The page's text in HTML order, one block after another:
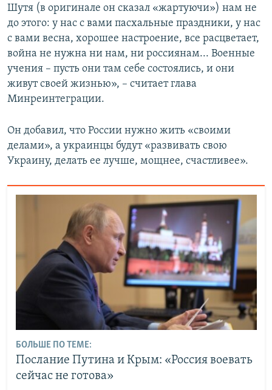
Шутя (в оригинале он сказал «жартуючи») нам не
до этого: у нас с вами пасхальные праздники, у нас
с вами весна, хорошее настроение, все расцветает,
война не нужна ни нам, ни россиянам... Военные
учения – пусть они там себе состоялись, и они
живут своей жизнью», – считает глава
Минреинтеграции.
Он добавил, что России нужно жить «своими
делами», а украинцы будут «развивать свою
Украину, делать ее лучше, мощнее, счастливее».
БОЛЬШЕ ПО ТЕМЕ:
Послание Путина и Крым: «Россия воевать
сейчас не готова»